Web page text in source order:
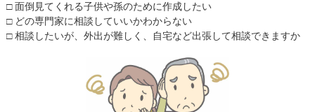
□ 面倒見てくれる子供や孫のために作成したい
□ どの専門家に相談していいかわからない
□ 相談したいが、外出が難しく、自宅など出張して相談できますか